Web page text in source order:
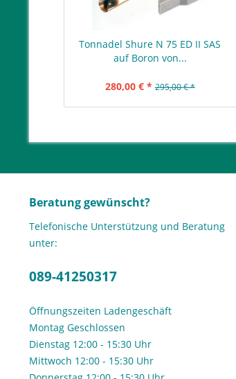
Tonnadel Shure N 75 ED II SAS
auf Boron von...
280,00 € * 295,00 € *
Beratung gewünscht?
Telefonische Unterstützung und Beratung
unter:
089-41250317
Öffnungszeiten Ladengeschäft
Montag Geschlossen
Dienstag 12:00 - 15:30 Uhr
Mittwoch 12:00 - 15:30 Uhr